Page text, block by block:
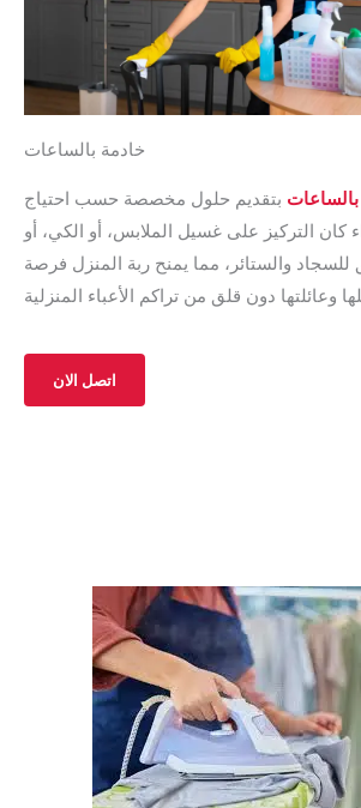
خادمة بالساعات
بتقديم حلول مخصصة حسب احتياج
التركيز على غسيل الملابس، أو الكي، أو
للسجاد والستائر، مما يمنح ربة المنزل فرصة
اتصل الان